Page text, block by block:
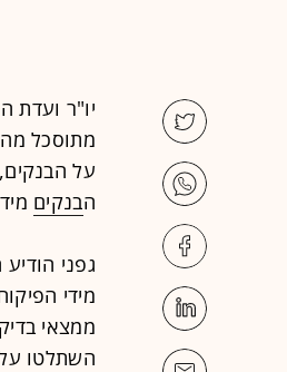
יו"ר ועדת
מתוסכל
על
הבנקים
גפני
מידי
ממצאי
השתלטו